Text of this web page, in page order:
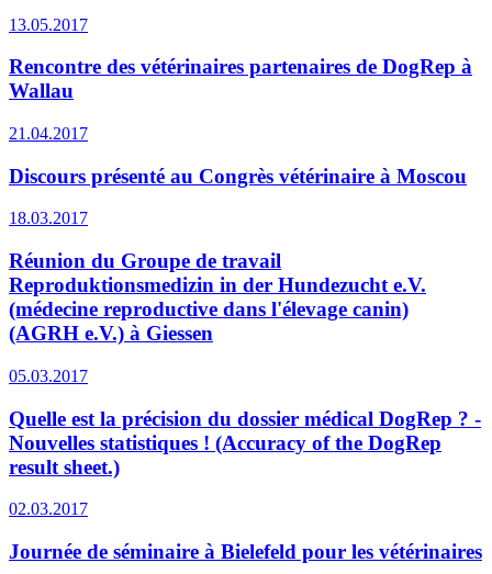
13.05.2017
Rencontre des vétérinaires partenaires de DogRep à
Wallau
21.04.2017
Discours présenté au Congrès vétérinaire à Moscou
18.03.2017
Réunion du Groupe de travail
Reproduktionsmedizin in der Hundezucht e.V.
(médecine reproductive dans l'élevage canin)
(AGRH e.V.) à Giessen
05.03.2017
Quelle est la précision du dossier médical DogRep ? -
Nouvelles statistiques ! (Accuracy of the DogRep
result sheet.)
02.03.2017
Journée de séminaire à Bielefeld pour les vétérinaires